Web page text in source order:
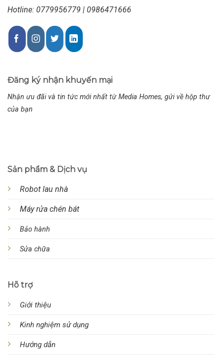
Hotline: 0779956779 | 0986471666
Sản phẩm & Dịch vụ
Robot lau nhà
Máy rửa chén bát
Bảo hành
Sửa chữa
Hõ trợ
Giới thiệu
Kinh nghiệm sử dụng
Hướng dẫn
Đăng ký nhận khuyến mại
Nhận ưu đãi và tin tức mới nhất từ Media Homes, gửi về hộp thư
của bạn